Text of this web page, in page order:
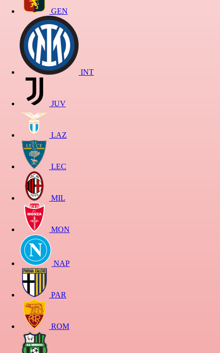
GEN
INT
JUV
LAZ
LEC
MIL
MON
NAP
PAR
ROM